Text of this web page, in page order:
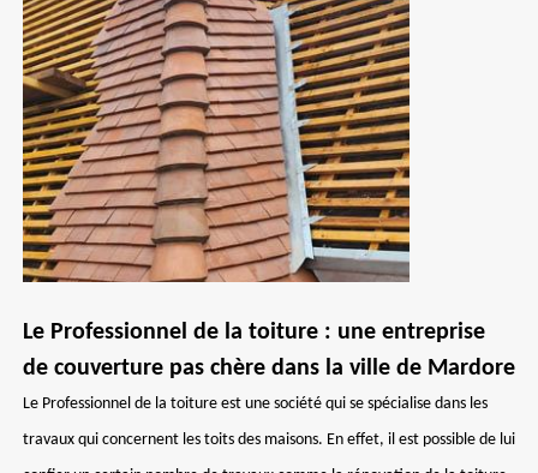
Le Professionnel de la toiture : une entreprise
de couverture pas chère dans la ville de Mardore
Le Professionnel de la toiture est une société qui se spécialise dans les
travaux qui concernent les toits des maisons. En effet, il est possible de lui